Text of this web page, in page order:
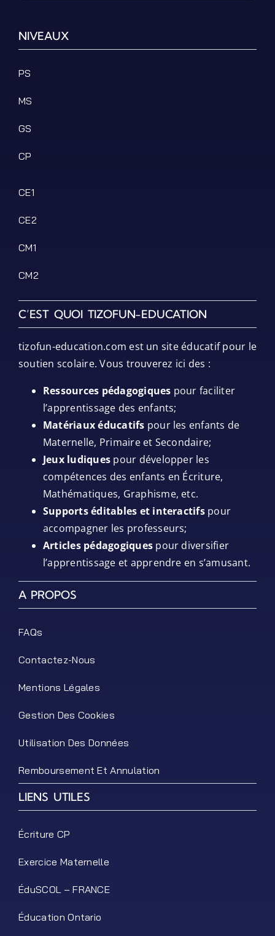
NIVEAUX
PS
MS
GS
CP
CE1
CE2
CM1
CM2
C’EST QUOI TIZOFUN-EDUCATION
tizofun-education.com est un site éducatif pour le
soutien scolaire. Vous trouverez ici des :
Ressources pédagogiques pour faciliter
l’apprentissage des enfants;
Matériaux éducatifs pour les enfants de
Maternelle, Primaire et Secondaire;
Jeux ludiques pour développer les
compétences des enfants en Écriture,
Mathématiques, Graphisme, etc.
Supports éditables et interactifspour
accompagner les professeurs;
Articles pédagogiques pour diversifier
l’apprentissage et apprendre en s’amusant.
A PROPOS
FAQs
Contactez-Nous
Mentions Légales
Gestion Des Cookies
Utilisation Des Données
Remboursement Et Annulation
LIENS UTILES
Écriture CP
Exercice Maternelle
ÉduSCOL – FRANCE
Éducation Ontario